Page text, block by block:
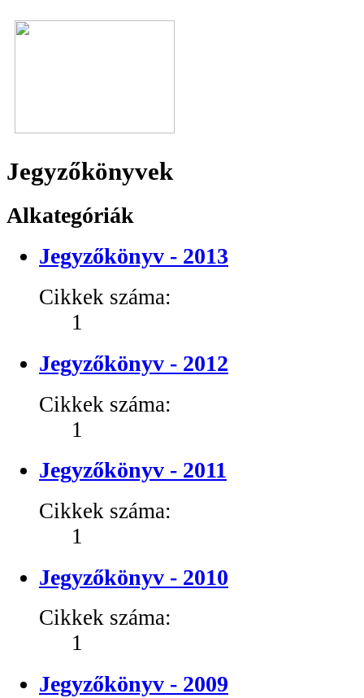
Jegyzőkönyvek
Alkategóriák
Jegyzőkönyv - 2013
Cikkek száma:
1
Jegyzőkönyv - 2012
Cikkek száma:
1
Jegyzőkönyv - 2011
Cikkek száma:
1
Jegyzőkönyv - 2010
Cikkek száma:
1
Jegyzőkönyv - 2009